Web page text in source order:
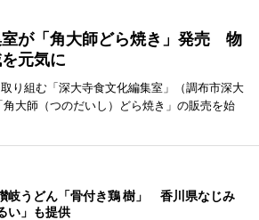
が「角大師どら焼き」発売 物
元気に
り組む「深大寺食文化編集室」（調布市深大
大師（つのだいし）どら焼き」の販売を始
岐うどん「骨付き鶏 樹」 香川県なじみ
い」も提供